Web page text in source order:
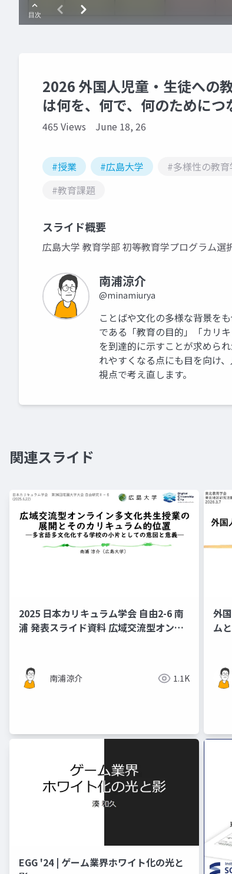
2026 外国人児童・生徒への
は何を、何で、何のためにつ
465 Views June 18, 26
#授業 #広島大学 #多様性の教育
#教育課題
スライド概要
広島大学 教育学部 初等教育学プログラム
南浦涼介
@minamiurya
ことばや文化の多様な背景を
である「教育の目的」「カリ
を到達的に示すことが求めら
れやすくなる点にも目を向け
視点で考え直します。
関連スライド
2025 日本カリキュラム学会 自由2-6 南
浦 発表スライド資料 広域交流型オンラ
の小片としての意図と意義―
南浦涼介 1.1K
外
ム
開
本
EGG '24 | ゲーム業界ホワイト化の光と